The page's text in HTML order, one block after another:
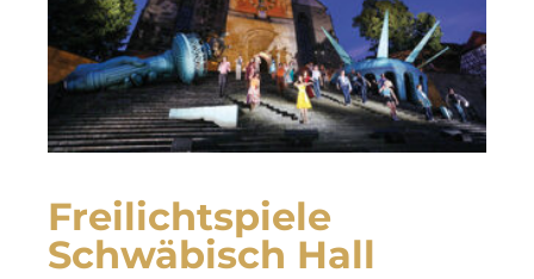
Freilichtspiele
Schwäbisch Hall